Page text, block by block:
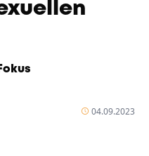
04.09.2023